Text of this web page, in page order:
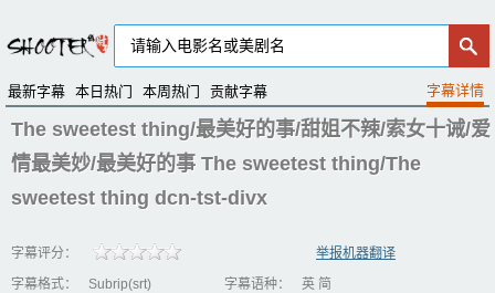
最新字幕 本日热门 本周热门 贡献字幕
The sweetest thing/最美好的事/甜姐不辣/索女十诫/爱
情最美妙/最美好的事 The sweetest thing/The
sweetest thing dcn-tst-divx
字幕评分：
举报机器翻译
字幕格式：
Subrip(srt) 字幕语种：
英 简